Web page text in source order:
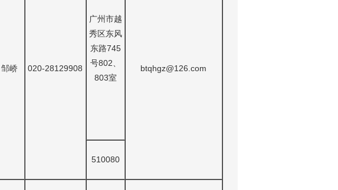
邹峤 020-28129908
广州市越
秀区东风
东路745
号802、
803室
btqhgz@126.com
510080